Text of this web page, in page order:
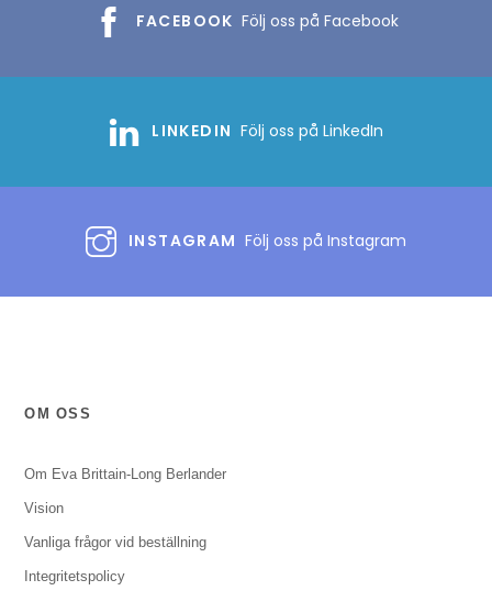
FACEBOOK Följ oss på Facebook
LINKEDIN Följ oss på LinkedIn
INSTAGRAM Följ oss på Instagram
OM OSS
Om Eva Brittain-Long Berlander
Vision
Vanliga frågor vid beställning
Integritetspolicy